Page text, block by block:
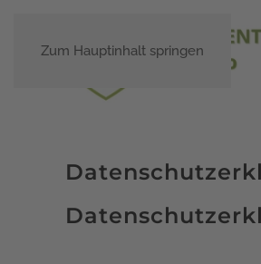
Zum Hauptinhalt springen